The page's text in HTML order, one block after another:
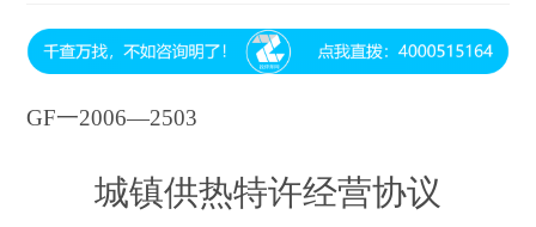
GF一2006—2503
城镇供热特许经营协议